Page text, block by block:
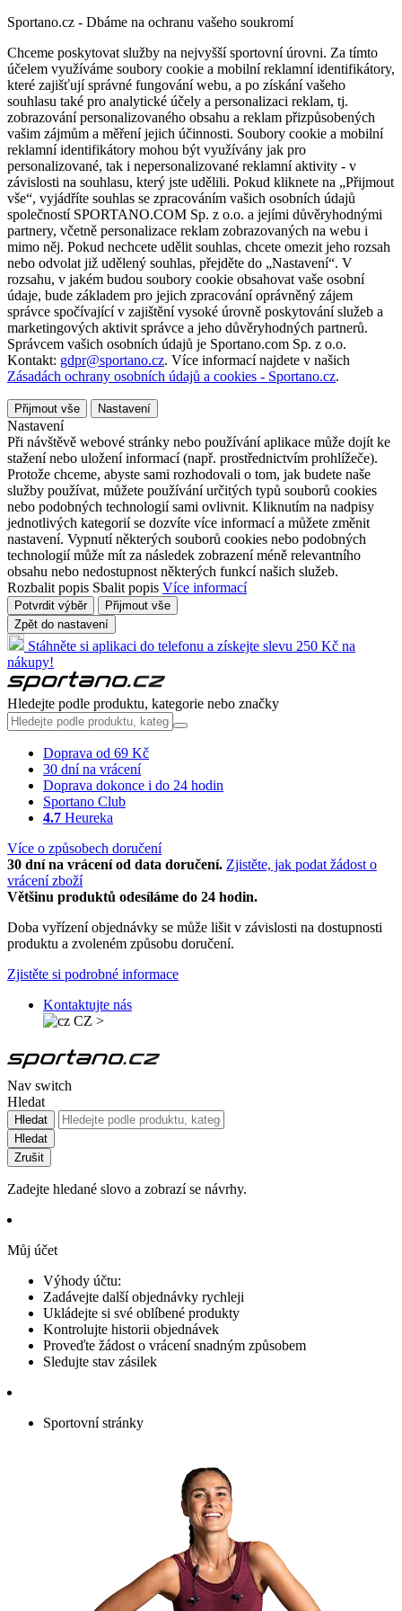
Sportano.cz - Dbáme na ochranu vašeho soukromí
Chceme poskytovat služby na nejvyšší sportovní úrovni. Za tímto
účelem využíváme soubory cookie a mobilní reklamní identifikátory,
které zajišťují správné fungování webu, a po získání vašeho
souhlasu také pro analytické účely a personalizaci reklam, tj.
zobrazování personalizovaného obsahu a reklam přizpůsobených
vašim zájmům a měření jejich účinnosti. Soubory cookie a mobilní
reklamní identifikátory mohou být využívány jak pro
personalizované, tak i nepersonalizované reklamní aktivity - v
závislosti na souhlasu, který jste udělili. Pokud kliknete na „Přijmout
vše“, vyjádříte souhlas se zpracováním vašich osobních údajů
společností SPORTANO.COM Sp. z o.o. a jejími důvěryhodnými
partnery, včetně personalizace reklam zobrazovaných na webu i
mimo něj. Pokud nechcete udělit souhlas, chcete omezit jeho rozsah
nebo odvolat již udělený souhlas, přejděte do „Nastavení“. V
rozsahu, v jakém budou soubory cookie obsahovat vaše osobní
údaje, bude základem pro jejich zpracování oprávněný zájem
správce spočívající v zajištění vysoké úrovně poskytování služeb a
marketingových aktivit správce a jeho důvěryhodných partnerů.
Správcem vašich osobních údajů je Sportano.com Sp. z o.o.
Kontakt: gdpr@sportano.cz. Více informací najdete v našich
Zásadách ochrany osobních údajů a cookies - Sportano.cz.
Přijmout vše Nastavení
Nastavení
Při návštěvě webové stránky nebo používání aplikace může dojít ke
stažení nebo uložení informací (např. prostřednictvím prohlížeče).
Protože chceme, abyste sami rozhodovali o tom, jak budete naše
služby používat, můžete používání určitých typů souborů cookies
nebo podobných technologií sami ovlivnit. Kliknutím na nadpisy
jednotlivých kategorií se dozvíte více informací a můžete změnit
nastavení. Vypnutí některých souborů cookies nebo podobných
technologií může mít za následek zobrazení méně relevantního
obsahu nebo nedostupnost některých funkcí našich služeb.
Rozbalit popis Sbalit popis Více informací
Potvrdit výběr
Přijmout vše
Zpět do nastavení
Stáhněte si aplikaci do telefonu a získejte slevu 250 Kč na
nákupy!
Hledejte podle produktu, kategorie nebo značky
Doprava od 69 Kč
30 dní na vrácení
Doprava dokonce i do 24 hodin
Sportano Club
4.7 Heureka
Více o způsobech doručení
30 dní na vrácení od data doručení. Zjistěte, jak podat žádost o
vrácení zboží
Většinu produktů odesíláme do 24 hodin.
Doba vyřízení objednávky se může lišit v závislosti na dostupnosti
produktu a zvoleném způsobu doručení.
Zjistěte si podrobné informace
Kontaktujte nás
CZ >
Nav switch
Hledat
Hledat
Hledat
Zrušit
Zadejte hledané slovo a zobrazí se návrhy.
Můj účet
Výhody účtu:
Zadávejte další objednávky rychleji
Ukládejte si své oblíbené produkty
Kontrolujte historii objednávek
Proveďte žádost o vrácení snadným způsobem
Sledujte stav zásilek
Sportovní stránky